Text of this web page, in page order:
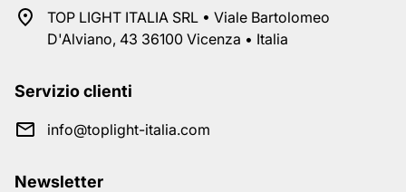
TOP LIGHT ITALIA SRL • Viale Bartolomeo
D'Alviano, 43 36100 Vicenza • Italia
Servizio clienti
info@toplight-italia.com
Newsletter